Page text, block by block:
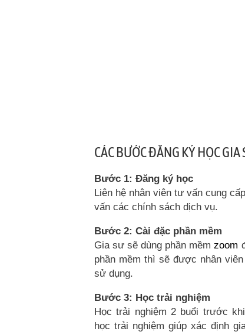
CÁC BƯỚC ĐĂNG KÝ HỌC GIA
Bước 1: Đăng ký học
Liên hệ nhân viên tư vấn cung
vấn các chính sách dịch vụ.
Bước 2: Cài đặc phần mềm
Gia sư sẽ dùng phần mềmzoom
phần mềm thì sẽ được nhân
sử dụng.
Bước 3: Học trải nghiệm
Học trải nghiệm 2 buổi trước
học trải nghiệm giúp xác định